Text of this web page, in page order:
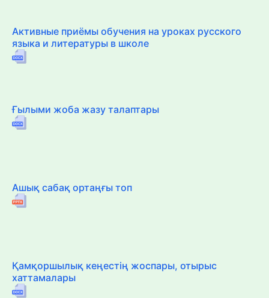
Активные приёмы обучения на уроках русского
языка и литературы в школе
Ғылыми жоба жазу талаптары
Ашық сабақ ортаңғы топ
Қамқоршылық кеңестің жоспары, отырыс
хаттамалары